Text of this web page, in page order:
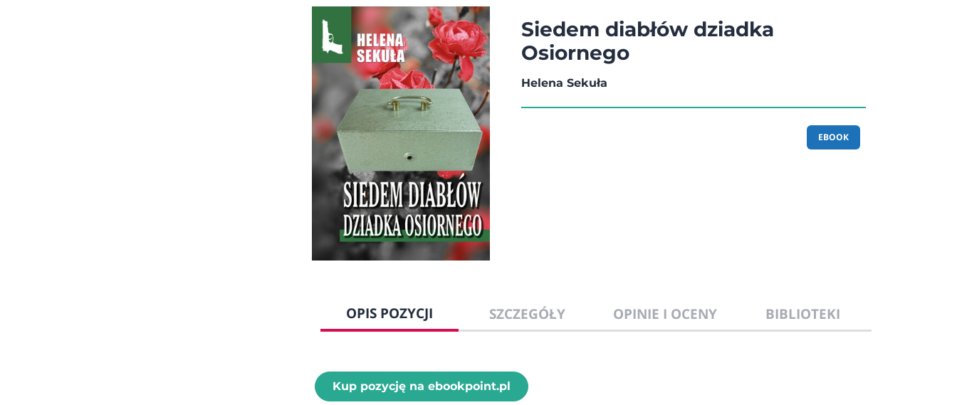
Siedem diabłów dziadka
Osiornego
Helena Sekuła
EBOOK
OPIS POZYCJI SZCZEGÓŁY OPINIE I OCENY BIBLIOTEKI
Kup pozycję na ebookpoint.pl